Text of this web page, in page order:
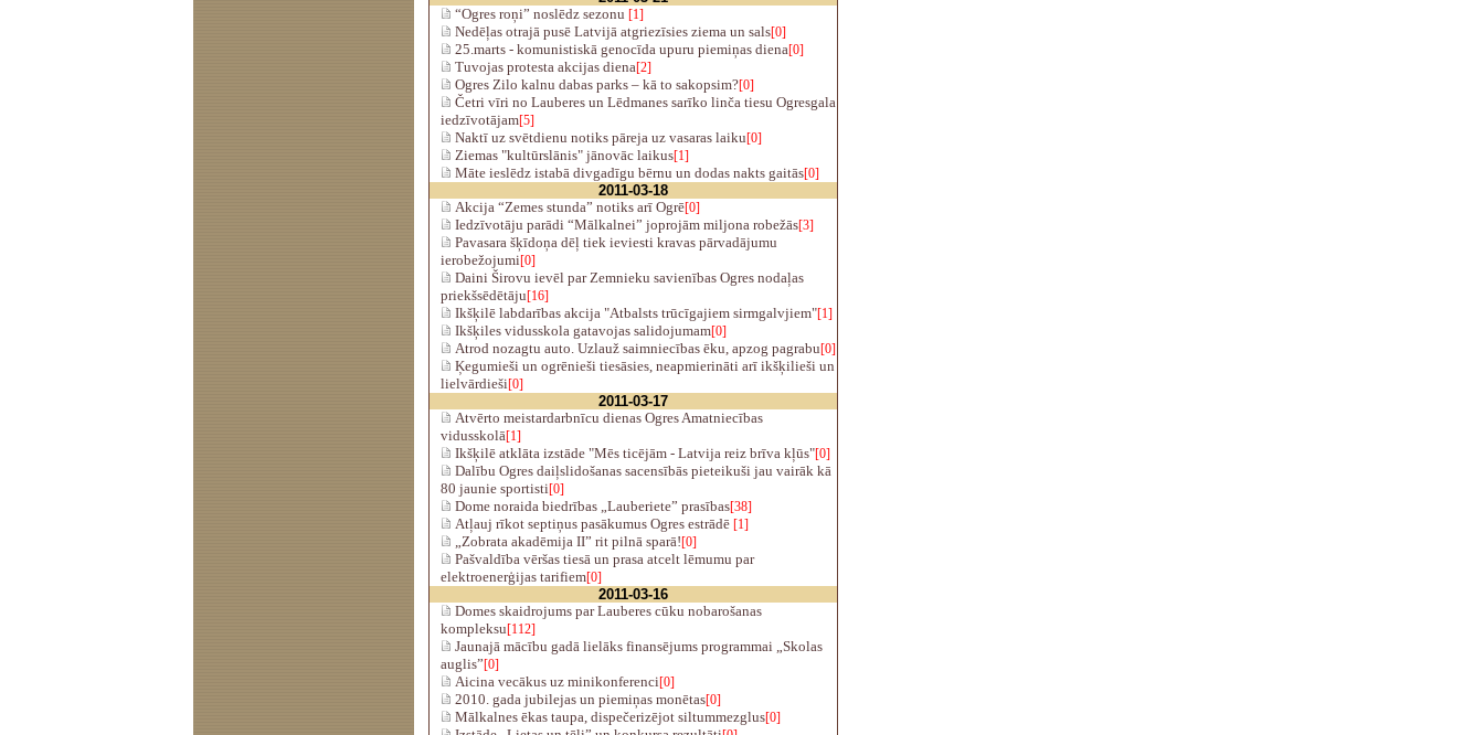
“Ogres roņi” noslēdz sezonu [1]
Nedēļas otrajā pusē Latvijā atgriezīsies ziema un sals[0]
25.marts - komunistiskā genocīda upuru piemiņas diena[0]
Tuvojas protesta akcijas diena[2]
Ogres Zilo kalnu dabas parks – kā to sakopsim?[0]
Četri vīri no Lauberes un Lēdmanes sarīko linča tiesu Ogresgala
iedzīvotājam[5]
Naktī uz svētdienu notiks pāreja uz vasaras laiku[0]
Ziemas "kultūrslānis" jānovāc laikus[1]
Māte ieslēdz istabā divgadīgu bērnu un dodas nakts gaitās[0]
2011-03-18
Akcija “Zemes stunda” notiks arī Ogrē[0]
Iedzīvotāju parādi “Mālkalnei” joprojām miljona robežās[3]
Pavasara šķīdoņa dēļ tiek ieviesti kravas pārvadājumu
ierobežojumi[0]
Daini Širovu ievēl par Zemnieku savienības Ogres nodaļas
priekšsēdētāju[16]
Ikšķilē labdarības akcija "Atbalsts trūcīgajiem sirmgalvjiem"[1]
Ikšķiles vidusskola gatavojas salidojumam[0]
Atrod nozagtu auto. Uzlauž saimniecības ēku, apzog pagrabu[0]
Ķegumieši un ogrēnieši tiesāsies, neapmierināti arī ikšķilieši un
lielvārdieši[0]
2011-03-17
Atvērto meistardarbnīcu dienas Ogres Amatniecības
vidusskolā[1]
Ikšķilē atklāta izstāde "Mēs ticējām - Latvija reiz brīva kļūs"[0]
Dalību Ogres daiļslidošanas sacensībās pieteikuši jau vairāk kā
80 jaunie sportisti[0]
Dome noraida biedrības „Lauberiete” prasības[38]
Atļauj rīkot septiņus pasākumus Ogres estrādē [1]
„Zobrata akadēmija II” rit pilnā sparā![0]
Pašvaldība vēršas tiesā un prasa atcelt lēmumu par
elektroenerģijas tarifiem[0]
2011-03-16
Domes skaidrojums par Lauberes cūku nobarošanas
kompleksu[112]
Jaunajā mācību gadā lielāks finansējums programmai „Skolas
auglis”[0]
Aicina vecākus uz minikonferenci[0]
2010. gada jubilejas un piemiņas monētas[0]
Mālkalnes ēkas taupa, dispečerizējot siltummezglus[0]